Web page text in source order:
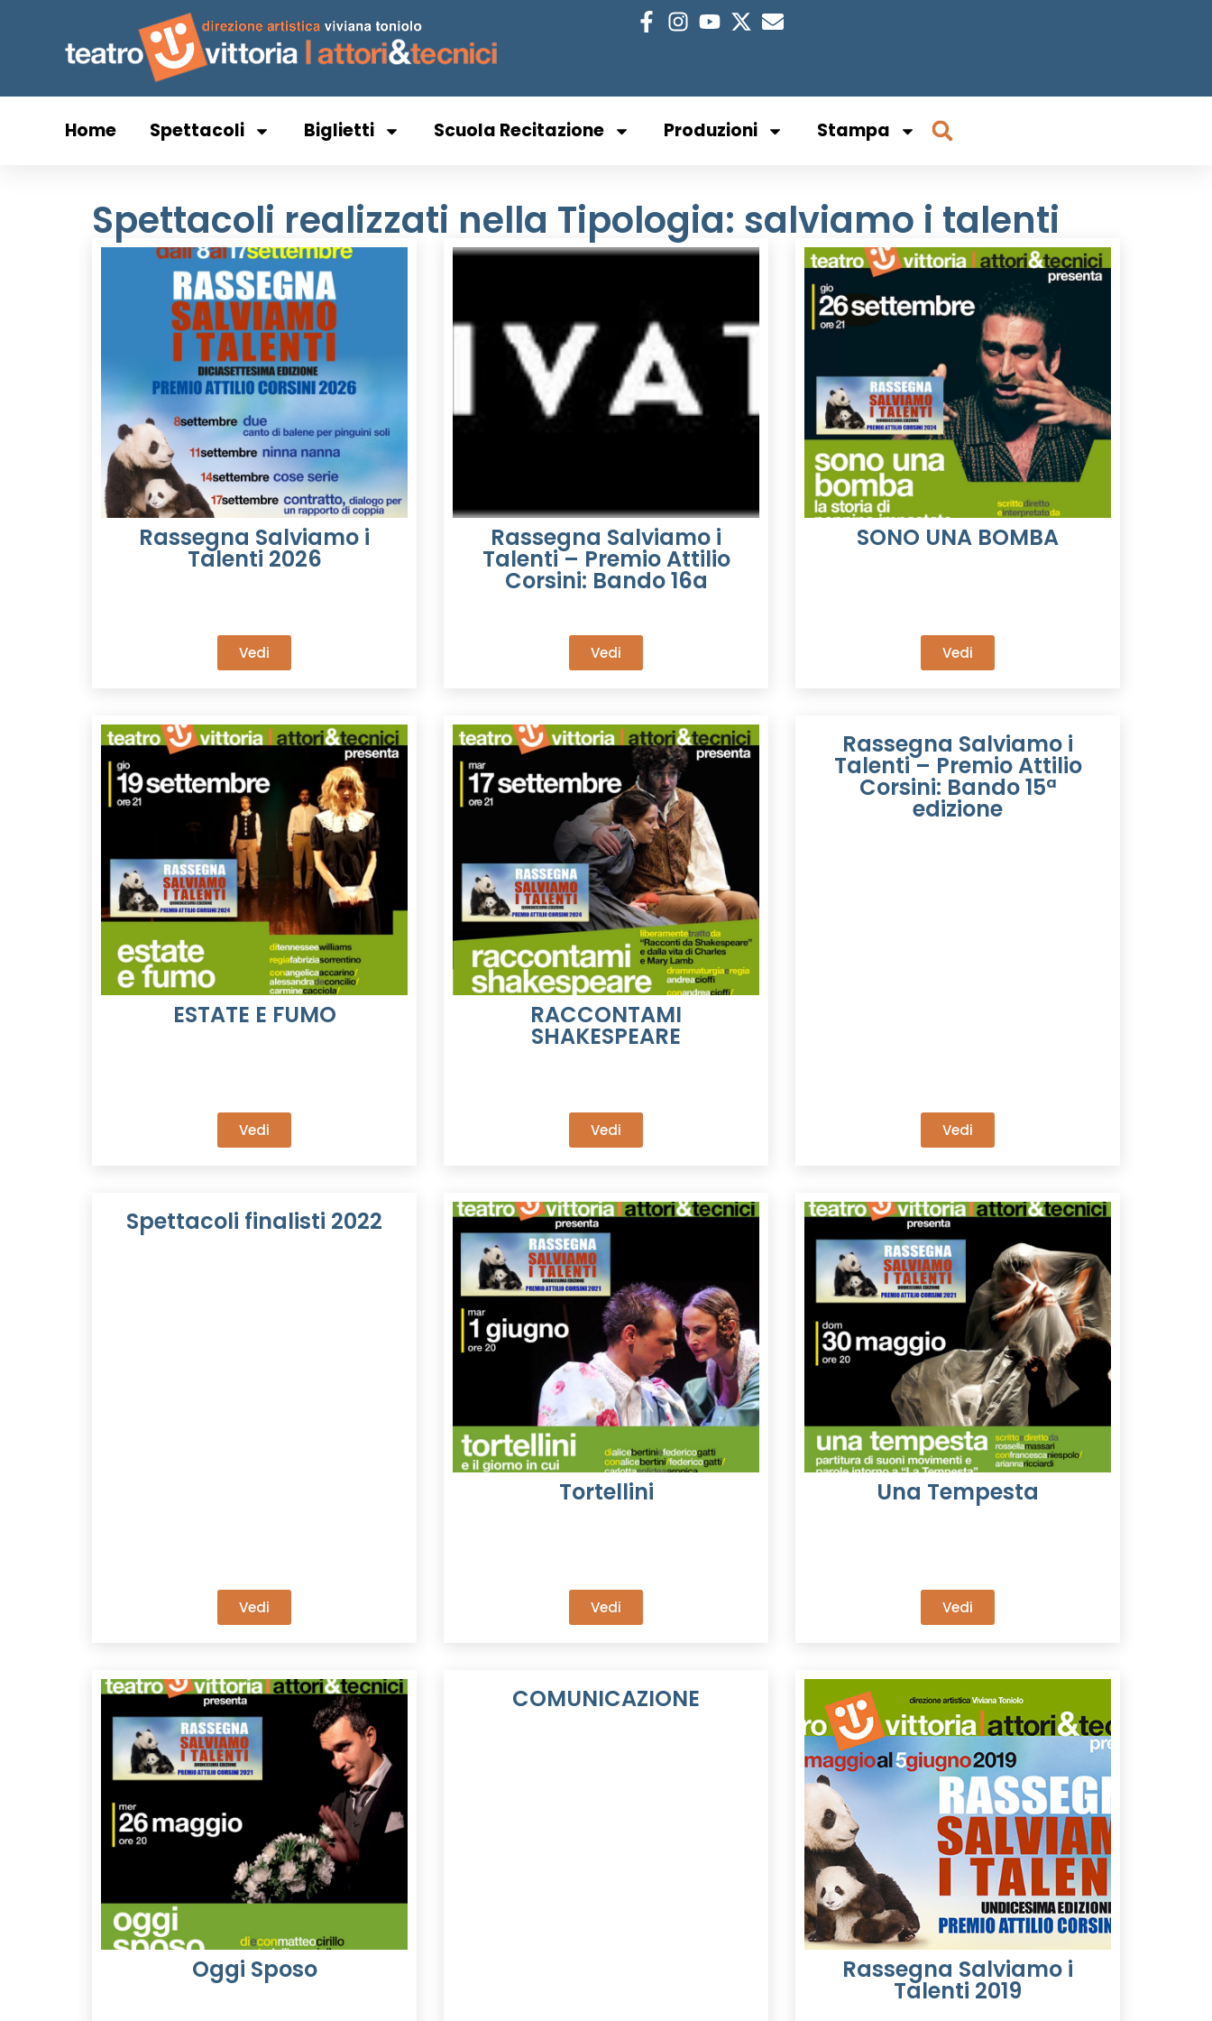
Home Spettacoli Biglietti Scuola Recitazione Produzioni Stampa
Spettacoli realizzati nella Tipologia: salviamo i talenti
Rassegna Salviamo i
Talenti 2026
Vedi
Rassegna Salviamo i
Talenti – Premio Attilio
Corsini: Bando 16a
Vedi
SONO UNA BOMBA
Vedi
ESTATE E FUMO
Vedi
RACCONTAMI
SHAKESPEARE
Vedi
Rassegna Salviamo i
Talenti – Premio Attilio
Corsini: Bando 15ª
edizione
Vedi
Spettacoli finalisti 2022
Vedi
Tortellini
Vedi
Una Tempesta
Vedi
Oggi Sposo
COMUNICAZIONE
Rassegna Salviamo i
Talenti 2019